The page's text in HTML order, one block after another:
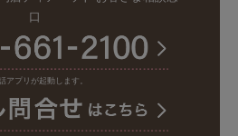
口
アプリが起動します。